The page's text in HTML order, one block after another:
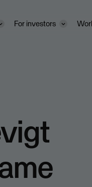
For investors